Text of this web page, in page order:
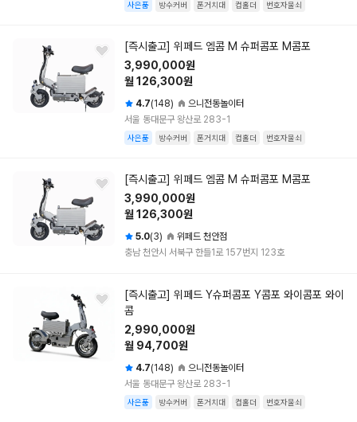
사은품 방수커버 폰거치대 컵홀더 번호자물쇠
[즉시출고] 위페드 엠콤 M 슈퍼콤포 M콤포
3,990,000원
월 126,300원
4.7(148)
으니전동놀이터
서울 동대문구 왕산로 283-1
사은품 방수커버 폰거치대 컵홀더 번호자물쇠
[즉시출고] 위페드 엠콤 M 슈퍼콤포 M콤포
3,990,000원
월 126,300원
5.0(3)
위페드 천안점
충남 천안시 서북구 한들1로 157번지 123호
[즉시출고] 위페드 Y슈퍼콤포 Y콤포 와이콤포 와이
콤
2,990,000원
월 94,700원
4.7(148)
으니전동놀이터
서울 동대문구 왕산로 283-1
사은품 방수커버 폰거치대 컵홀더 번호자물쇠